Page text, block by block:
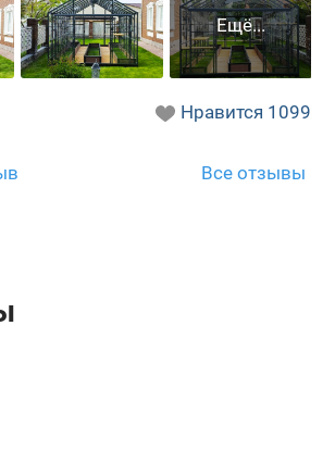
Нравится 1099
Все отзывы